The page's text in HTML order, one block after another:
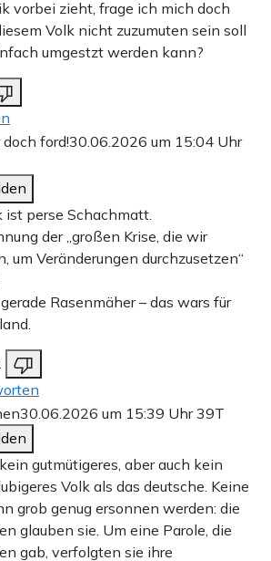
vorbei zieht, frage ich mich doch
Volk nicht zuzumuten sein soll
umgestzt werden kann?
ford!30.06.2026 um 15:04 Uhr
ist perse Schachmatt.
der „großen Krise, die wir
um Veränderungen durchzusetzen“
Rasenmäher – das wars für
30.06.2026 um 15:39 Uhr39T
gutmütigeres, aber auch kein
Volk als das deutsche. Keine
grob genug ersonnen werden: die
glauben sie. Um eine Parole, die
gab, verfolgten sie ihre